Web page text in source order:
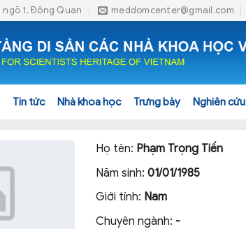
ngõ 1, Đông Quan meddomcenter@gmail.com
Tin tức Nhà khoa học Trưng bày Nghiên cứu
Họ tên: Phạm Trọng Tiến
Năm sinh: 01/01/1985
Giới tính: Nam
Chuyên ngành: -